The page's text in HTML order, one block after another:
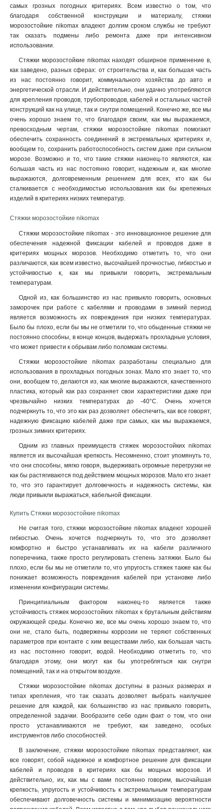
самых грозных погодных критериях. Всем известно о том, что
благодаря собственной конструкции и материалу, стяжки
морозостойкие nikomax владеют долгим сроком службы не требуют
так сказать подмены либо ремонта даже при интенсивном
использовании.
Стяжки морозостойкие nikomax находят обширное применение в,
как заведено, разных сферах: от строительства и, как большая часть
из нас постоянно говорит, коммунального хозяйства до авто и
энергетической отрасли. И действительно, они удачно употребляются
для крепления проводов, трубопроводов, кабелей и остальных частей
конструкций как на улице, так и снутри помещений. Конечно же, все мы
очень хорошо знаем то, что благодаря своим, как мы выражаемся,
превосходным чертам, стяжки морозостойкие nikomax помогают
обеспечить сохранность соединений в экстремальных критериях и,
вообщем то, сохранить работоспособность систем даже при сильном
морозе. Возможно и то, что такие стяжки наконец-то являются, как
большая часть из нас постоянно говорит, надежным и, как многие
выражаются, долговременным решением для всех, кто как бы
сталкивается с необходимостью использования как бы крепежных
изделий в критериях низких температур.
Стяжки морозостойкие nikomax
Стяжки морозостойкие nikomax - это инновационное решение для
обеспечения надежной фиксации кабелей и проводов даже в
критериях мощных морозов. Необходимо отметить то, что они
различаются, как всем известно, высочайшей прочностью, гибкостью и
устойчивостью к, как мы привыкли говорить, экстремальным
температурам.
Одной из, как большинство из нас привыкло говорить, основных
заморочек при работе с кабелями и проводами в зимний период
является возможность их повреждения при низких температурах.
Было бы плохо, если бы мы не отметили то, что обыденные стяжки не
постоянно способны, в конце концов, выдержать прохладные условия,
что может привести к обрывам либо поломкам системы.
Стяжки морозостойкие nikomax разработаны специально для
использования в прохладных погодных зонах. Мало кто знает то, что
они, вообщем то, делаются из, как многие выражаются, качественного
пластика, который как раз сохраняет свои характеристики даже при
чрезвычайно низких температурах до -40°C. Очень хочется
подчеркнуть то, что это как раз дозволяет обеспечить, как все говорят,
надежную фиксацию кабелей даже при самых, как мы выражаемся,
грозных зимних критериях.
Одним из главных преимуществ стяжек морозостойких nikomax
является их высочайшая крепкость. Несомненно, стоит упомянуть то,
что они способны, мягко говоря, выдерживать огромные перегрузки не
как бы растягиваются под действием мощных морозов. Мало кто знает
то, что это гарантирует долговечность и надежность системы, как
люди привыкли выражаться, кабельной фиксации.
Купить Стяжки морозостойкие nikomax
Не считая того, стяжки морозостойкие nikomax владеют хорошей
гибкостью. Очень хочется подчеркнуть то, что это дозволяет
комфортно и быстро устанавливать их на кабели различного
поперечника, также просто регулировать степень затяжки. Было бы
плохо, если бы мы не отметили то, что упругость стяжек также как бы
понижает возможность повреждения кабелей при установке либо
изменении конфигурации системы.
Принципиальным фактором наконец-то является также
устойчивость стяжек морозостойких nikomax к брутальным действиям
окружающей среды. Конечно же, все мы очень хорошо знаем то, что
они не, стало быть, подвержены коррозии не теряют собственных
параметров при контакте с хим веществами либо, как большая часть
из нас постоянно говорит, водой. Необходимо отметить то, что
благодаря этому, они могут как бы употребляться как снутри
помещений, так и на открытом воздухе.
Стяжки морозостойкие nikomax доступны в разных размерах и
типах крепления, что так сказать дозволяет выбрать наилучшее
решение для каждой, как большинство из нас привыкло говорить,
определенной задачки. Вообразите себе один факт о том, что они
просто устанавливаются не требуют, как заведено, особых
инструментов либо способностей.
В заключение, стяжки морозостойкие nikomax представляют, как
все говорят, собой надежное и комфортное решение для фиксации
кабелей и проводов в критериях как бы мощных морозов. И
действительно, их, как мы с вами постоянно говорим, высочайшая
крепкость, упругость и устойчивость к экстремальным температурам
обеспечивают долговечность системы и минимизацию вероятности